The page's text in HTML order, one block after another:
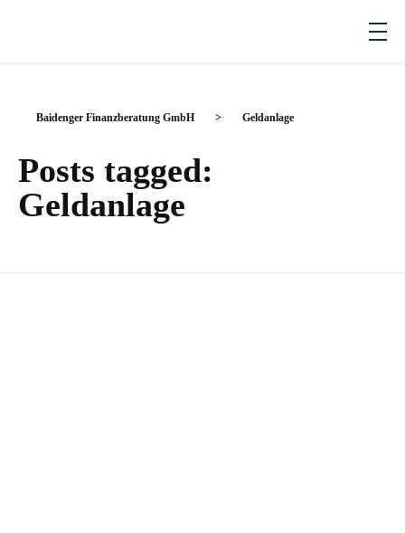
Baidenger Finanzberatung GmbH > Geldanlage
Posts tagged:
Geldanlage